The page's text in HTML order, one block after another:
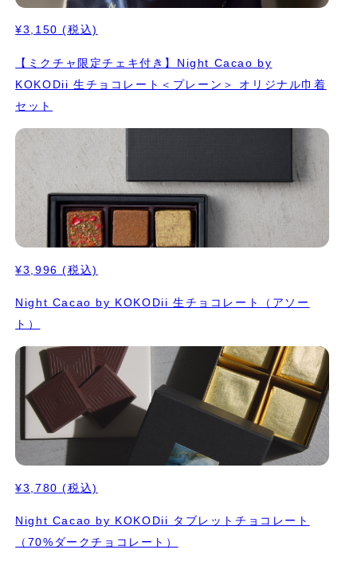
¥3,150 (税込)
【ミクチャ限定チェキ付き】Night Cacao by
KOKODii 生チョコレート＜プレーン＞ オリジナル巾着
セット
¥3,996 (税込)
Night Cacao by KOKODii 生チョコレート（アソー
ト）
¥3,780 (税込)
Night Cacao by KOKODii タブレットチョコレート
（70%ダークチョコレート）